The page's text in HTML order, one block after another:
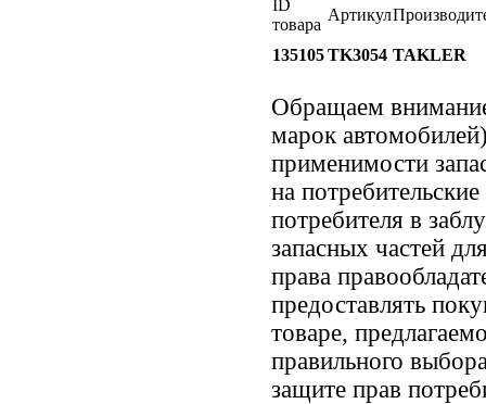
ID
товара
Артикул
135105TK3054 TAKLER
Обращаем
марок
применимости
на
потребителя в
запасных частей
права
предоставлять
товаре,
правильного
защите прав